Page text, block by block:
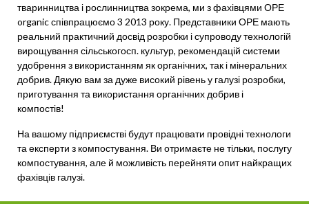
тваринництва і рослинництва зокрема, ми з фахівцями ОРЕ
organic співпрацюємо 3 2013 року. Представники ОРЕ мають
реальний практичний досвід розробки і супроводу технологій
вирощування сільськогосп. культур, рекомендацій системи
удобрення з використанням як органічних, так і мінеральних
добрив. Дякую вам за дуже високий рівень у галузі розробки,
приготування та використання органічних добрив і
компостів!
На вашому підприємстві будут працювати провідні технологи
та експерти з компостування. Ви отримаєте не тільки, послугу
компостування, але й можливість перейняти опит найкращих
фахівців галузі.